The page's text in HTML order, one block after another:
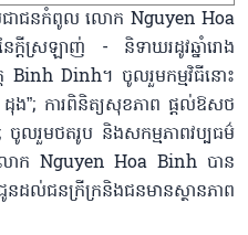
រជាជនកំពូល លោក Nguyen Hoa
ក្តីស្រឡាញ់ - និទាឃរដូវឆ្នាំរោង
Dinh។ ចូលរួមកម្មវិធីនោះ
ង”; ការពិនិត្យសុខភាព ផ្តល់ឱសថ
; ចូលរួមថតរូប និងសកម្មភាពវប្បធម៌
លោក Nguyen Hoa Binh បាន
ជនក្រីក្រនិងជនមានស្ថានភាព